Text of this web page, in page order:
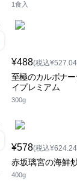
1食入
¥488(税込
至極のカルボナ
イプレミアム
300g
¥578(税込
赤坂璃宮の海鮮
400g